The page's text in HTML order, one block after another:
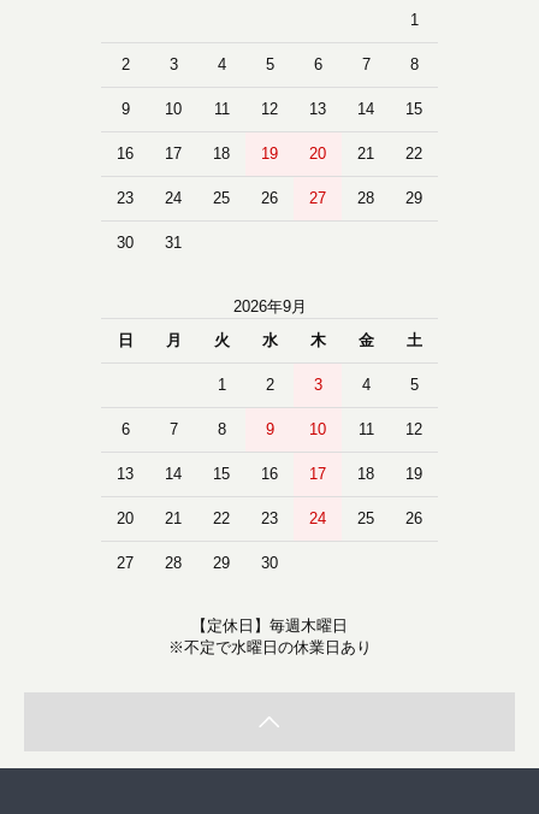
1
2 3 4 5 6 7 8
9 10 11 12 13 14 15
16 17 18 19 20 21 22
23 24 25 26 27 28 29
30 31
2026年9月
日
月 火 水 木 金 土
1 2 3 4 5
6 7 8 9 10 11 12
13 14 15 16 17 18 19
20 21 22 23 24 25 26
27 28 29 30
【定休日】毎週木曜日
※不定で水曜日の休業日あり